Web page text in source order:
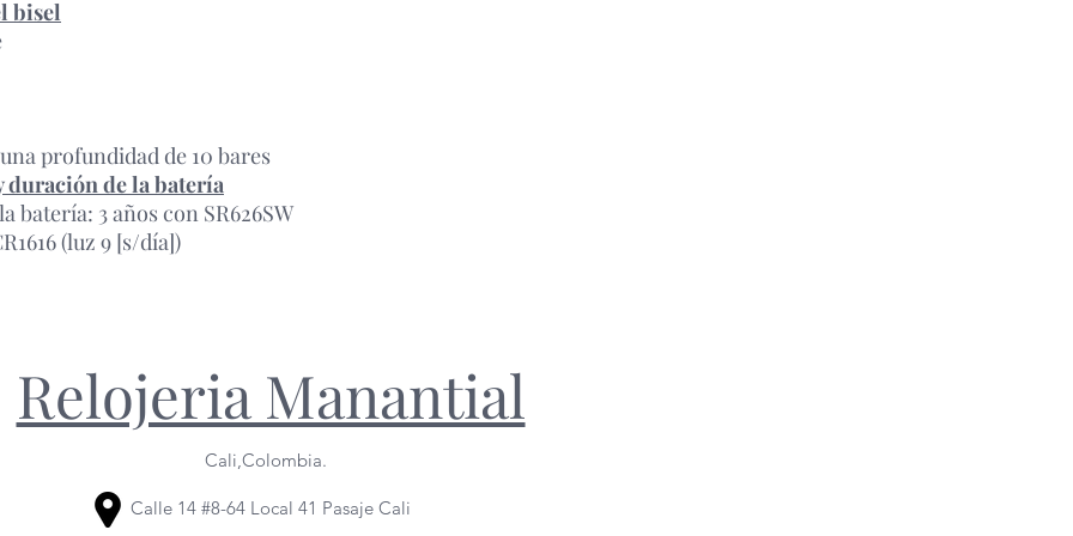
bisel
profundidad de 10 bares
duración de la batería
batería: 3 años con SR626SW
(luz 9 [s/día])
Relojeria Manantial
Cali,Colombia.
Calle 14 #8-64 Local 41 Pasaje Cali